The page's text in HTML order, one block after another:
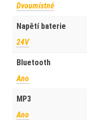
Dvoumístné
Napětí baterie
24V
Bluetooth
Ano
MP3
Ano